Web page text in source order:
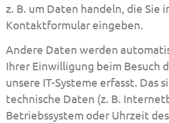
z. B. um Daten handeln, die Sie
Kontaktformular eingeben.
Andere Daten werden
Ihrer Einwilligung beim Besuch
unsere IT-Systeme erfasst. Das
technische Daten (z. B.
Betriebssystem oder Uhrzeit